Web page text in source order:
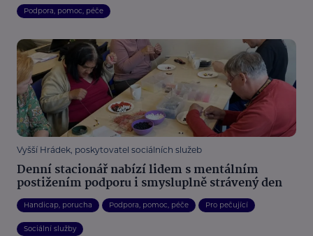
Podpora, pomoc, péče
Vyšší Hrádek, poskytovatel sociálních služeb
Denní stacionář nabízí lidem s mentálním
postižením podporu i smysluplně strávený den
Handicap, porucha Podpora, pomoc, péče Pro pečující
Sociální služby